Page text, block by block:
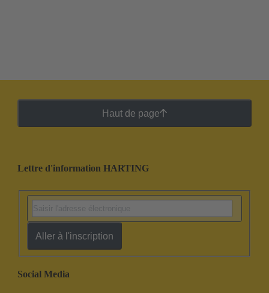
Haut de page
Lettre d'information HARTING
Aller à l'inscription
Social Media